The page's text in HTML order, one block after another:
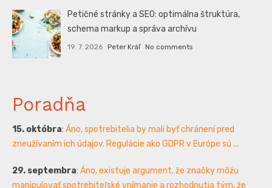
Petičné stránky a SEO: optimálna štruktúra,
schema markup a správa archívu
19. 7. 2026 Peter Kráľ No comments
Poradňa
15. októbra: Áno, spotrebitelia by mali byť chránení pred
zneužívaním ich údajov. Regulácie ako GDPR v Európe sú ...
29. septembra: Áno, existuje argument, že značky môžu
manipulovať spotrebiteľské vnímanie a rozhodnutia tým, že